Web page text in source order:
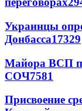
Украинцы
Донбасса17329
Майора ВСП
СОЧ7581
Присвоение